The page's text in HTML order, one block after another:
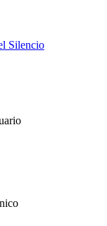
Silencio